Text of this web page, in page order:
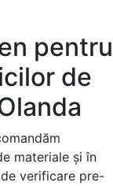
pentru
de
materiale și în
de verificare pre-